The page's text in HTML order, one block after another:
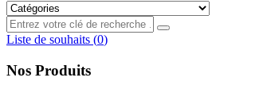
Liste de souhaits (0)
Nos Produits